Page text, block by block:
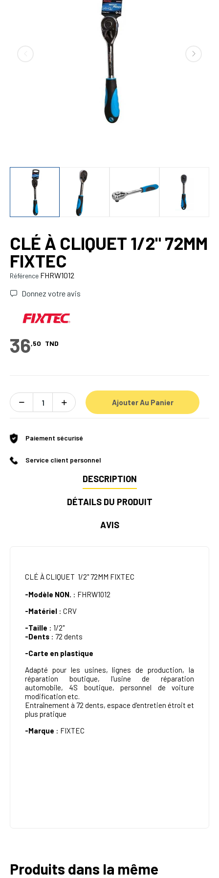
CLÉ À CLIQUET 1/2" 72MM
FIXTEC
Référence FHRW1012
Donnez votre avis
36,50 TND
Ajouter Au Panier
Paiement sécurisé
Service client personnel
DESCRIPTION
DÉTAILS DU PRODUIT
AVIS
CLÉ À CLIQUET 1/2" 72MM FIXTEC
-Modèle NON. : FHRW1012
-Matériel : CRV
-Taille : 1/2"
-Dents : 72 dents
-Carte en plastique
Adapté pour les usines, lignes de production, la
réparation boutique, l'usine de réparation
automobile, 4S boutique, personnel de voiture
modification etc.
Entraînement à 72 dents, espace d'entretien étroit et
plus pratique
-Marque : FIXTEC
Produits dans la même